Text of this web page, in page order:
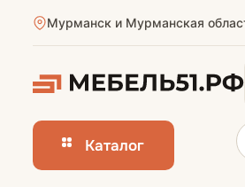
Мурманск и Мурманская
Каталог